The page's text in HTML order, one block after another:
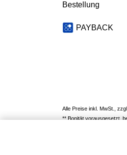
Bestellung
PAYBACK
Alle Preise inkl. MwSt., zzgl.
** Bonität vorausgesetzt,